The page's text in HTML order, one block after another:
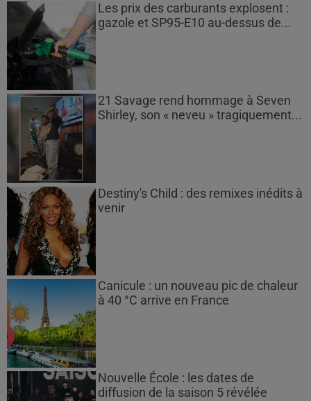
Les prix des carburants explosent :
gazole et SP95-E10 au-dessus de...
21 Savage rend hommage à Seven
Shirley, son « neveu » tragiquement...
Destiny's Child : des remixes inédits à
venir
Canicule : un nouveau pic de chaleur
à 40 °C arrive en France
Nouvelle École : les dates de
diffusion de la saison 5 révélée